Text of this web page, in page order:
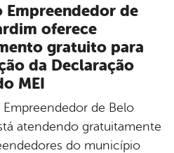
Empreendedor de
oferece
gratuito para
da Declaração
MEI
Empreendedor de Belo
atendendo gratuitamente
do município